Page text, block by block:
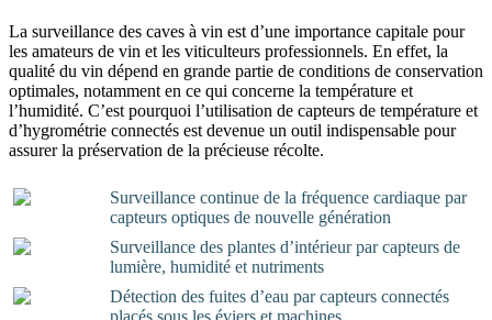
La surveillance des caves à vin est d’une importance capitale pour
les amateurs de vin et les viticulteurs professionnels. En effet, la
qualité du vin dépend en grande partie de conditions de conservation
optimales, notamment en ce qui concerne la température et
l’humidité. C’est pourquoi l’utilisation de capteurs de température et
d’hygrométrie connectés est devenue un outil indispensable pour
assurer la préservation de la précieuse récolte.
Surveillance continue de la fréquence cardiaque par
capteurs optiques de nouvelle génération
Surveillance des plantes d’intérieur par capteurs de
lumière, humidité et nutriments
Détection des fuites d’eau par capteurs connectés
placés sous les éviers et machines